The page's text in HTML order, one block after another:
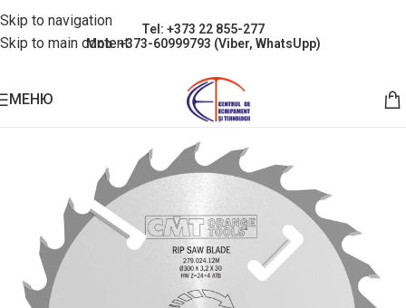
Skip to navigation
Skip to main content
Tel: +373 22 855-277
Mob: +373-60999793 (Viber, WhatsUpp)
МЕНЮ